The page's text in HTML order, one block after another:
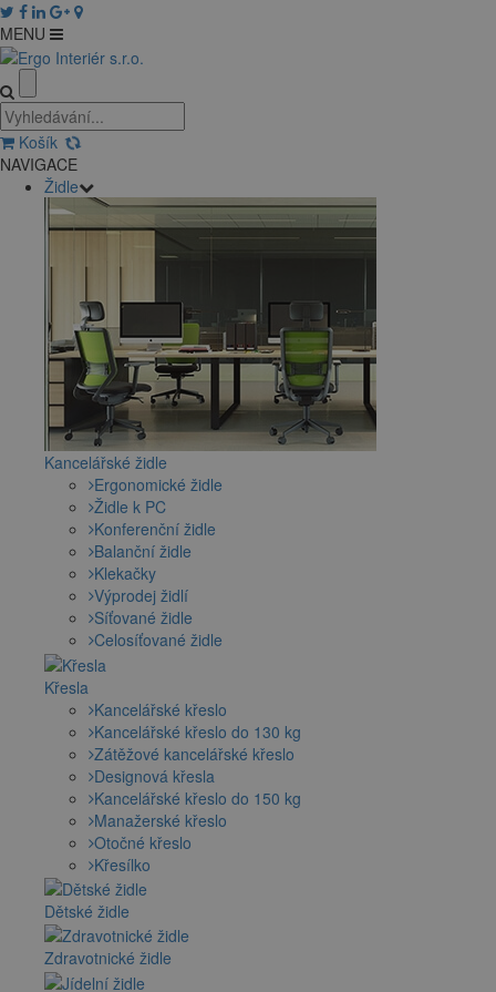
MENU
Košík
NAVIGACE
Židle
Kancelářské židle
Ergonomické židle
Židle k PC
Konferenční židle
Balanční židle
Klekačky
Výprodej židlí
Síťované židle
Celosíťované židle
Křesla
Kancelářské křeslo
Kancelářské křeslo do 130 kg
Zátěžové kancelářské křeslo
Designová křesla
Kancelářské křeslo do 150 kg
Manažerské křeslo
Otočné křeslo
Křesílko
Dětské židle
Zdravotnické židle